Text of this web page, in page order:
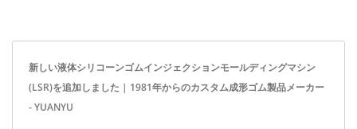
新しい液体シリコーンゴムインジェクションモールディングマシン
(LSR)を追加しました | 1981年からのカスタム成形ゴム製品メーカー
- YUANYU